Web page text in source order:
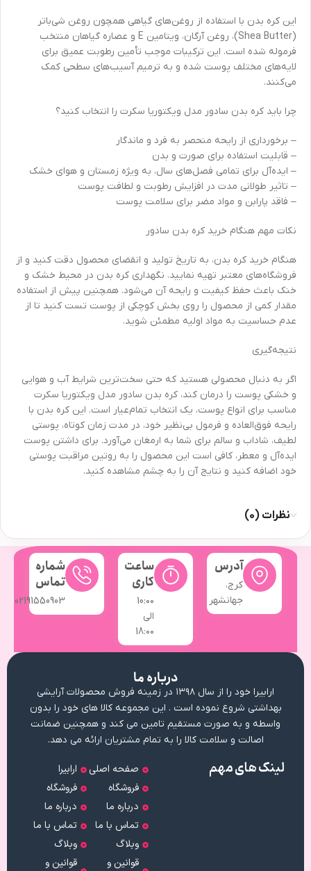
این کره بدن با استفاده از روغن‌های گیاهی همچون روغن شی‌باتر
(Shea Butter)، روغن آرگان، ویتامین E و عصاره گیاهان منتخب
فرموله شده است. این ترکیبات موجب تأمین رطوبت عمیق برای
لایه‌های مختلف پوست شده و به ترمیم آسیب‌های سطحی کمک
می‌کنند.
چرا باید کره بدن سادور مدل ویکتوریا سکرت را انتخاب کنید؟
– برخورداری از رایحه منحصر به فرد و ماندگار
– قابلیت استفاده برای صورت و بدن
– ایده‌آل برای تمامی فصل‌های سال، به ویژه زمستان و هوای خشک
– تاثیر طولانی مدت در افزایش رطوبت و لطافت پوست
– فاقد پارابن و مواد مضر برای سلامت پوست
نکات مهم هنگام خرید کره بدن سادور
هنگام خرید کره بدن، به تاریخ تولید و انقضای محصول دقت کنید و از
فروشگاه‌های معتبر تهیه نمایید. نگهداری کره بدن در محیط خشک و
خنک باعث حفظ کیفیت و رایحه آن می‌شود. همچنین پیش از استفاده
مقدار کمی از محصول را روی بخش کوچکی از پوست تست کنید تا از
عدم حساسیت به مواد اولیه مطمئن شوید.
نتیجه‌گیری
اگر به دنبال محصولی هستید که حتی سخت‌ترین شرایط آب و هوایی
و خشکی پوست را درمان کند، کره بدن سادور مدل ویکتوریا سکرت
مناسب برای انواع پوست، یک انتخاب تمام‌عیار است. این کره بدن با
رایحه فوق‌العاده و فرمول بی‌نظیر خود، در مدت زمان کوتاه، پوستی
لطیف، شاداب و سالم برای شما به ارمغان می‌آورد. برای داشتن پوست
ایده‌آل و معطر، کافی است این محصول را به روتین مراقبت پوستی
خود اضافه کنید و نتایج آن را به چشم مشاهده کنید.
نظرات (0)
آدرس
کرج،
جهانشهر
ساعت
کاری
10:۰۰
الی
18:۰۰
شماره
تماس
02191550903
لینک های مهم
صفحه اصلی
فروشگاه
درباره ما
تماس با ما
وبلاگ
قوانین و
ارابیرا
فروشگاه
درباره ما
تماس با ما
وبلاگ
قوانین و
درباره ما
ارابیرا خود را از سال ۱۳۹۸ در زمینه فروش محصولات آرایشی
بهداشتی شروع نموده است . این مجموعه کالا های خود را بدون
واسطه و به صورت مستقیم تامین می کند و همچنین ضمانت
اصالت و سلامت کالا را به تمام مشتریان ارائه می دهد.